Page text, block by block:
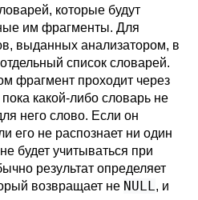
которые будут
им фрагменты. Для
выданных анализатором, в
список словарей.
фрагмент проходит через
какой-либо словарь не
него слово. Если он
его не распознает ни один
будет учитываться при
результат определяет
возвращает не NULL, и